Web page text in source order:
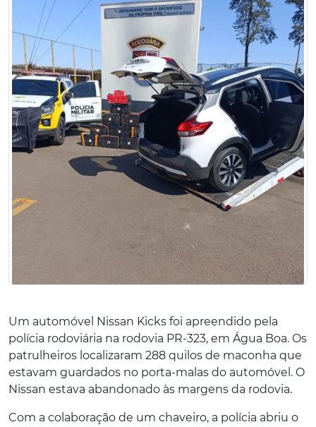
Um automóvel Nissan Kicks foi apreendido pela
polícia rodoviária na rodovia PR-323, em Água Boa. Os
patrulheiros localizaram 288 quilos de maconha que
estavam guardados no porta-malas do automóvel. O
Nissan estava abandonado às margens da rodovia.
Com a colaboração de um chaveiro, a polícia abriu o